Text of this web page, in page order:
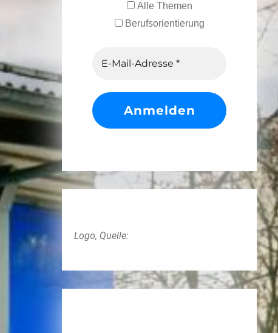
Alle Themen
Berufsorientierung
Logo, Quelle: